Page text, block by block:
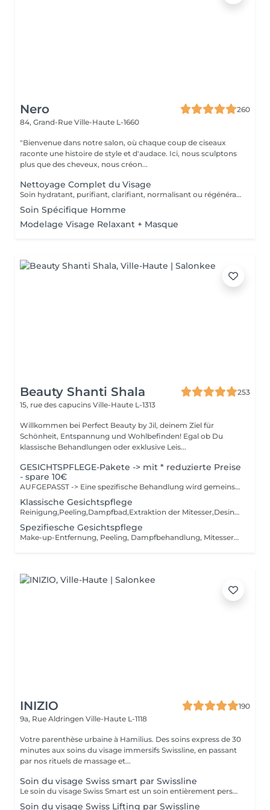
Nero
260
84, Grand-Rue Ville-Haute L-1660
"Bienvenue dans notre salon, où chaque coup de ciseaux
raconte une histoire de style et d'audace. Ici, nous sculptons
plus que des cheveux, nous créon...
Nettoyage Complet du Visage
Soin hydratant, purifiant, clarifiant, normalisant ou régénérant
Soin Spécifique Homme
Modelage Visage Relaxant + Masque
Beauty Shanti Shala
253
15, rue des capucins Ville-Haute L-1313
Willkommen bei Perfect Beauty by Jil, deinem Ziel für
Schönheit, Entspannung und Wohlbefinden! Egal ob Du
klassische Behandlungen oder exklusive Leis...
GESICHTSPFLEGE-Pakete -> mit * reduzierte Preise
- spare 10€
AUFGEPASST -> Eine spezifische Behandlung wird gemeinsam mit Jil zum Zeitpunkt der Behandlung ausgewählt. Je nach gewählter Behandlung wird der Preis angepasst. Die Pflege wird an Ihren Hauttyp abgestimmt. Inklusive: Reinigung, Peeling, Dampfbad, Extraktion der Mitesser, Desinfektion, Massage und Maske
Klassische Gesichtspflege
Reinigung,Peeling,Dampfbad,Extraktion der Mitesser,Desinfektion, Massage und Creammaske Die Pflege wird an Ihren Hauttyp angepasst.
Spezifiesche Gesichtspflege
Make-up-Entfernung, Peeling, Dampfbehandlung, Mitesserentfernung, Desinfektion, Massage und Peel-off-Maske, Gipsmaske, Schaummaske, Stoffmaske oder Gelmaske. Die Behandlung wird an den Hauttyp angepasst.
INIZIO
190
9a, Rue Aldringen Ville-Haute L-1118
Votre parenthèse urbaine à Hamilius. Des soins express de 30
minutes aux soins du visage immersifs Swissline, en passant
par nos rituels de massage et...
Soin du visage Swiss smart par Swissline
Le soin du visage Swiss Smart est un soin entièrement personnalisé de 60 ou 75 minutes, conçu pour cibler les besoins spécifiques de votre peau, qu'il s'agisse de réguler l'excès de sébum, d'atténuer les rougeurs ou de corriger les signes de l'âge. Ce soin utilise exclusivement des produits véganes Swissline, enrichis par la collection signature des Boosters Age Intelligence pour protéger et rééquilibrer la peau. Il comprend un massage du visage de 15 à 20 minutes alliant relaxation et drainage lymphatique pour détoxifier la peau, et constitue une façon intelligente et rapide de révéler votre plus belle apparence. Bénéfices clés : Cible les premiers signes de l'âge avec un soin spécifique. Purifie et rééquilibre les peaux grasses ou congestionnées. Apaise et renforce les peaux délicates, sensibles ou sujettes aux rougeurs. Ravive les teints ternes ou grisâtres. Restaure l'éclat, la clarté et la vitalité de la peau.
Soin du visage Swiss Lifting par Swissline